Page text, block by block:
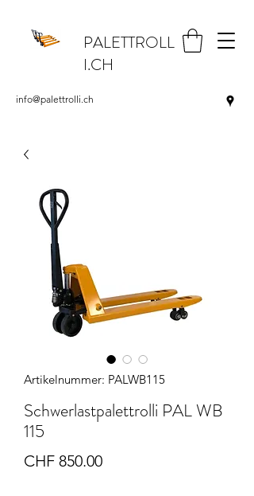
PALETTROLL
I.CH
info@palettrolli.ch
Artikelnummer: PALWB115
Schwerlastpalettrolli PAL WB
115
CHF 850.00Preis